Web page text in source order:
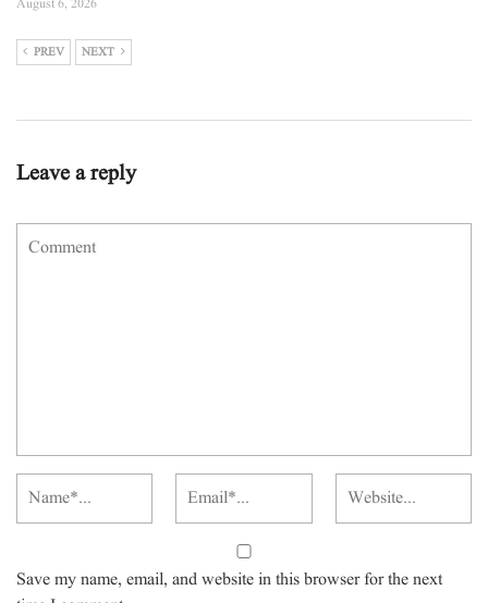
PREV NEXT
Leave a reply
Save my name, email, and website in this browser for the next